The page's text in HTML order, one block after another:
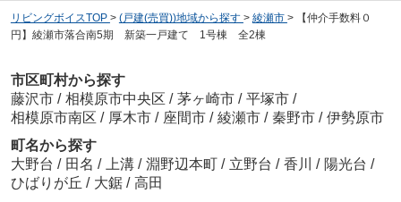
リビングボイスTOP > (戸建(売買))地域から探す > 綾瀬市 >
【仲介手数料０
円】綾瀬市落合南5期 新築一戸建て 1号棟 全2棟
市区町村から探す
藤沢市 / 相模原市中央区 / 茅ヶ崎市 / 平塚市 /
相模原市南区 / 厚木市 / 座間市 / 綾瀬市 / 秦野市 / 伊勢原市
町名から探す
大野台 / 田名 / 上溝 / 淵野辺本町 / 立野台 / 香川 / 陽光台 /
ひばりが丘 / 大鋸 / 高田